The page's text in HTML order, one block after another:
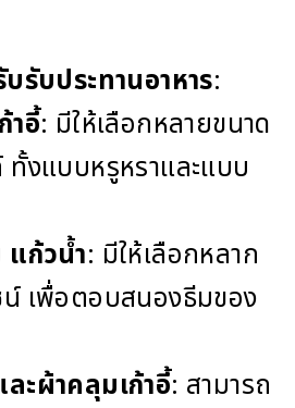
รับประทานอาหาร:
าอี้: มีให้เลือกหลายขนาด
ทั้งแบบหรูหราและแบบ
แก้วน้ำ: มีให้เลือกหลาก
น์ เพื่อตอบสนองธีมของ
ละผ้าคลุมเก้าอี้: สามารถ